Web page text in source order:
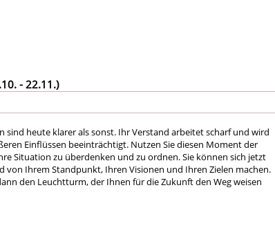
- 22.11.)
sind heute klarer als sonst. Ihr Verstand arbeitet scharf und wird
Einflüssen beeinträchtigt. Nutzen Sie diesen Moment der
Situation zu überdenken und zu ordnen. Sie können sich jetzt
von Ihrem Standpunkt, Ihren Visionen und Ihren Zielen machen.
den Leuchtturm, der Ihnen für die Zukunft den Weg weisen